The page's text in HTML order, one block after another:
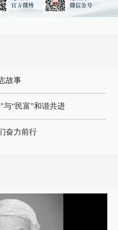
故事
与“民富”和谐共进
奋力前行